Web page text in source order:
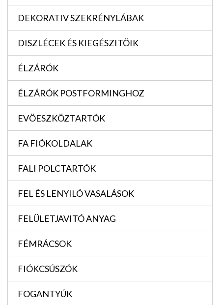
DEKORATIV SZEKRÉNYLÁBAK
DISZLÉCEK ÉS KIEGÉSZITÖIK
ÉLZÁRÓK
ÉLZÁRÓK POSTFORMINGHOZ
EVÖESZKÖZTARTÓK
FA FIÓKOLDALAK
FALI POLCTARTÓK
FEL ÉS LENYILÓ VASALÁSOK
FELÜLETJAVITÓ ANYAG
FÉMRÁCSOK
FIÓKCSÚSZÓK
FOGANTYÚK